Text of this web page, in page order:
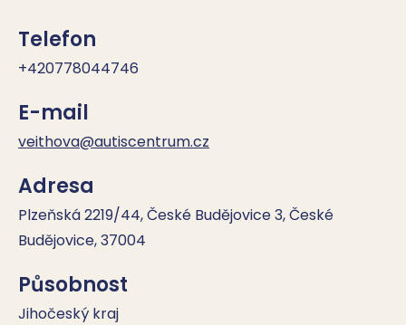
Telefon
+420778044746
E-mail
veithova@autiscentrum.cz
Adresa
Plzeňská 2219/44, České Budějovice 3, České
Budějovice, 37004
Působnost
Jihočeský kraj